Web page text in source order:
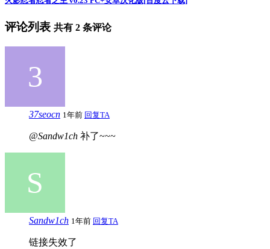
评论列表 共有 2 条评论
37seocn 1年前 回复TA
@Sandw1ch 补了~~~
Sandw1ch 1年前 回复TA
链接失效了